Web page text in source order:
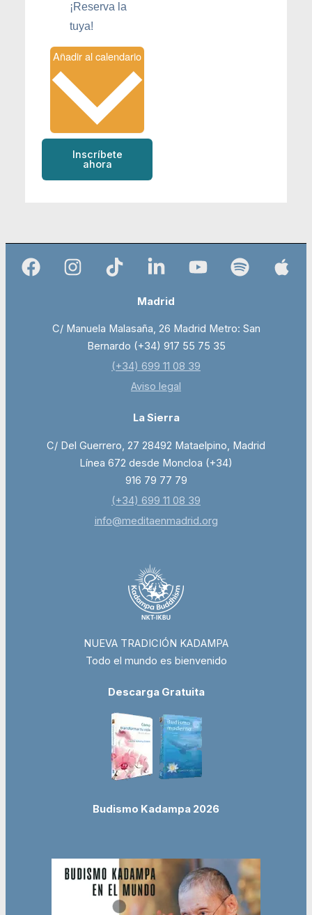
¡Reserva la
tuya!
Inscríbete
ahora
Madrid
C/ Manuela Malasaña, 26 Madrid Metro: San
Bernardo (+34) 917 55 75 35
(+34) 699 11 08 39
Aviso legal
La Sierra
C/ Del Guerrero, 27 28492 Mataelpino, Madrid
Línea 672 desde Moncloa (+34)
916 79 77 79
(+34) 699 11 08 39
info@meditaenmadrid.org
NUEVA TRADICIÓN KADAMPA
Todo el mundo es bienvenido
Descarga Gratuita
Budismo Kadampa 2026